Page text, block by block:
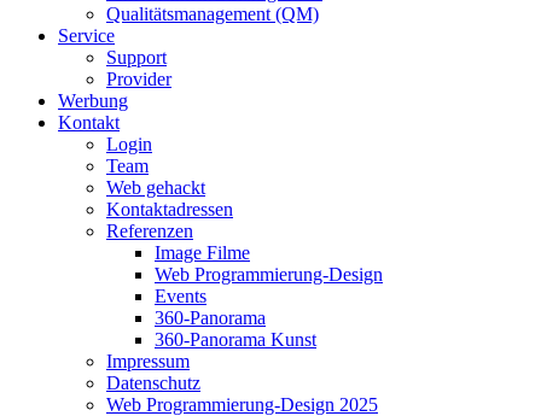
Qualitätsmanagement (QM)
Service
Support
Provider
Werbung
Kontakt
Login
Team
Web gehackt
Kontaktadressen
Referenzen
Image Filme
Web Programmierung-Design
Events
360-Panorama
360-Panorama Kunst
Impressum
Datenschutz
Web Programmierung-Design 2025